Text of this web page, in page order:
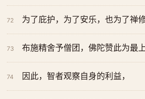
72 为了庇护，为了安乐，也为了禅
73 布施精舍予僧团，佛陀赞此为最上
74 因此，智者观察自身的利益，